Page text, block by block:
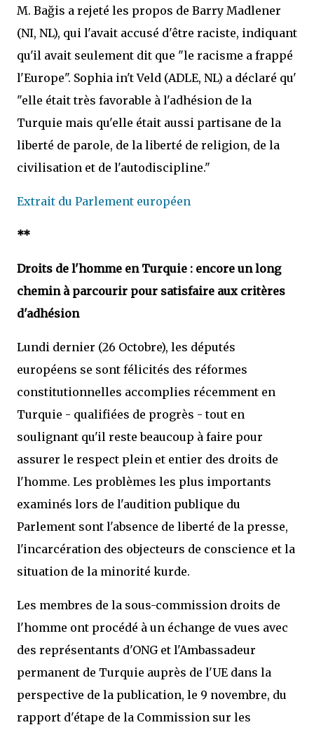
M. Bağis a rejeté les propos de Barry Madlener
(NI, NL), qui l'avait accusé d'être raciste, indiquant
qu'il avait seulement dit que "le racisme a frappé
l'Europe". Sophia in't Veld (ADLE, NL) a déclaré qu'
"elle était très favorable à l'adhésion de la
Turquie mais qu'elle était aussi partisane de la
liberté de parole, de la liberté de religion, de la
civilisation et de l'autodiscipline."
Extrait du Parlement européen
**
Droits de l'homme en Turquie : encore un long
chemin à parcourir pour satisfaire aux critères
d'adhésion
Lundi dernier (26 Octobre), les députés
européens se sont félicités des réformes
constitutionnelles accomplies récemment en
Turquie - qualifiées de progrès - tout en
soulignant qu'il reste beaucoup à faire pour
assurer le respect plein et entier des droits de
l'homme. Les problèmes les plus importants
examinés lors de l'audition publique du
Parlement sont l'absence de liberté de la presse,
l'incarcération des objecteurs de conscience et la
situation de la minorité kurde.
Les membres de la sous-commission droits de
l'homme ont procédé à un échange de vues avec
des représentants d'ONG et l'Ambassadeur
permanent de Turquie auprès de l'UE dans la
perspective de la publication, le 9 novembre, du
rapport d'étape de la Commission sur les